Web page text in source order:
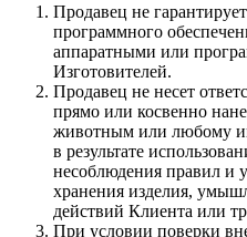
Продавец не
программного
аппаратными или
Изготовителей.
Продавец не несет
прямо или косвенно
животным или любому
в результате
несоблюдения правил и
хранения изделия,
действий Клиента или
При условии поверки